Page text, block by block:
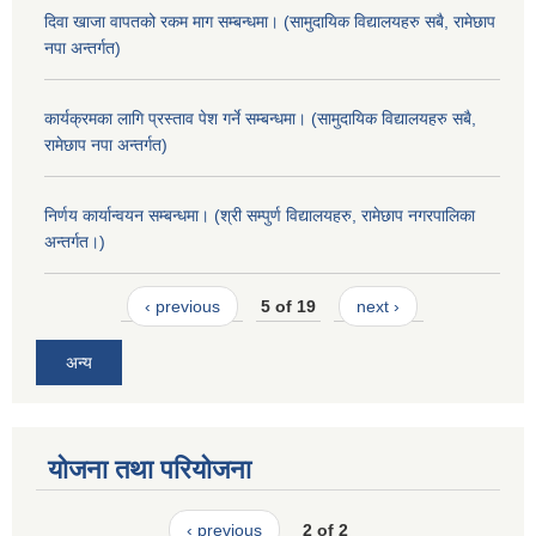
दिवा खाजा वापतको रकम माग सम्बन्धमा। (सामुदायिक विद्यालयहरु सबै, रामेछाप
नपा अन्तर्गत)
कार्यक्रमका लागि प्रस्ताव पेश गर्ने सम्बन्धमा। (सामुदायिक विद्यालयहरु सबै,
रामेछाप नपा अन्तर्गत)
निर्णय कार्यान्वयन सम्बन्धमा। (श्री सम्पुर्ण विद्यालयहरु, रामेछाप नगरपालिका
अन्तर्गत।)
‹ previous 5 of 19 next ›
अन्य
योजना तथा परियोजना
‹ previous 2 of 2